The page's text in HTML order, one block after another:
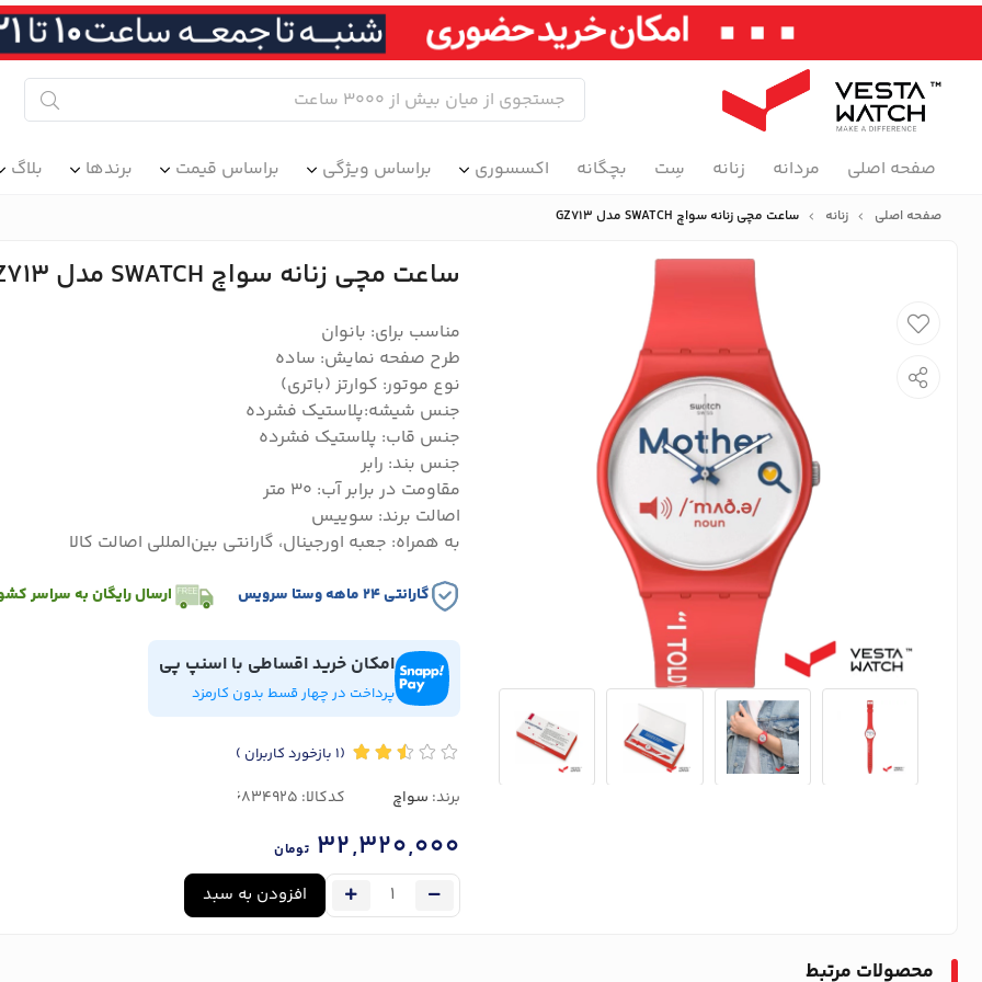
صفحه اصلی مردانه زنانه سِت بچگانه اکسسوری براساس ویژگی براساس قیمت برندها بلاگ
صفحه اصلی زنانه ساعت مچی زنانه سواچ SWATCH مدل GZ713
ساعت مچی زنانه سواچ SWATCH مدل GZ713
مناسب برای: بانوان
طرح صفحه نمایش: ساده
نوع موتور: کوارتز (باتری)
جنس شیشه:پلاستیک فشرده
جنس قاب: پلاستیک فشرده
جنس بند: رابر
مقاومت در برابر آب: ۳۰ متر
اصالت برند: سوییس
به همراه: جعبه اورجینال، گارانتی بین‌المللی اصالت کالا
گارانتی ۲۴ ماهه وستا سرویس ارسال رایگان به سراسر
امکان خرید اقساطی با اسنپ پی
پرداخت در چهار قسط بدون کارمزد
(1 بازخورد کاربران )
برند: سواچ کدکالا:
32,320,000 تومان
افزودن به سبد
محصولات مرتبط